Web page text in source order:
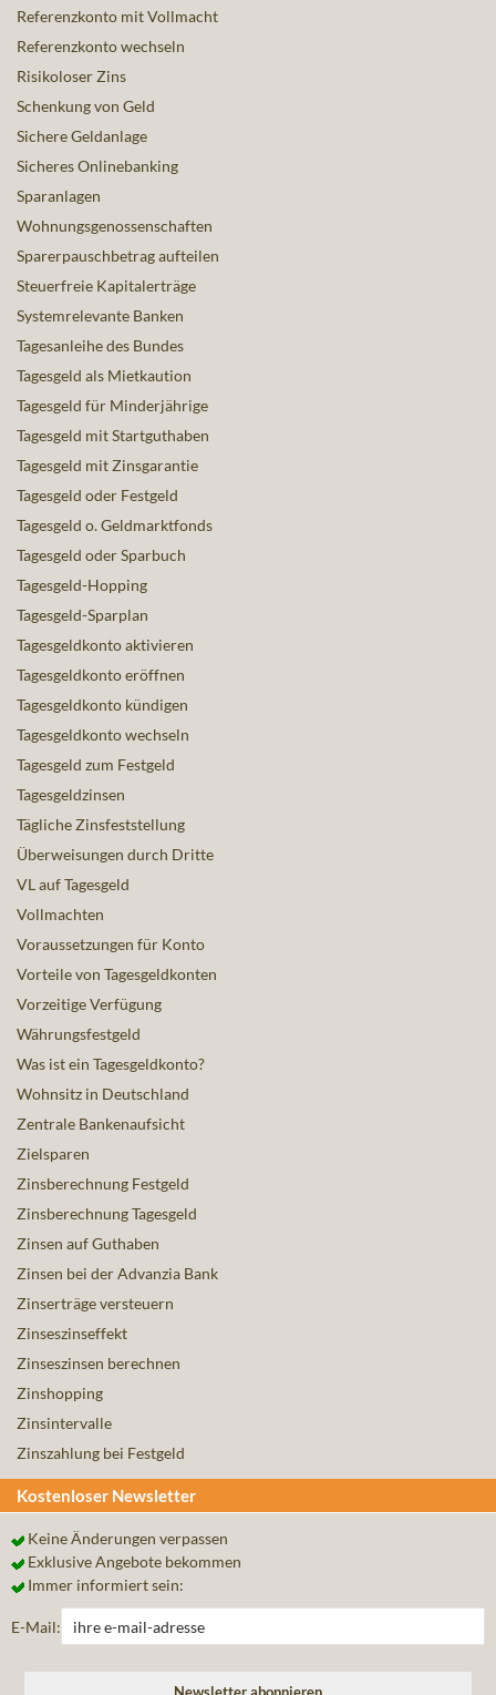
Referenzkonto mit Vollmacht
Referenzkonto wechseln
Risikoloser Zins
Schenkung von Geld
Sichere Geldanlage
Sicheres Onlinebanking
Sparanlagen
Wohnungsgenossenschaften
Sparerpauschbetrag aufteilen
Steuerfreie Kapitalerträge
Systemrelevante Banken
Tagesanleihe des Bundes
Tagesgeld als Mietkaution
Tagesgeld für Minderjährige
Tagesgeld mit Startguthaben
Tagesgeld mit Zinsgarantie
Tagesgeld oder Festgeld
Tagesgeld o. Geldmarktfonds
Tagesgeld oder Sparbuch
Tagesgeld-Hopping
Tagesgeld-Sparplan
Tagesgeldkonto aktivieren
Tagesgeldkonto eröffnen
Tagesgeldkonto kündigen
Tagesgeldkonto wechseln
Tagesgeld zum Festgeld
Tagesgeldzinsen
Tägliche Zinsfeststellung
Überweisungen durch Dritte
VL auf Tagesgeld
Vollmachten
Voraussetzungen für Konto
Vorteile von Tagesgeldkonten
Vorzeitige Verfügung
Währungsfestgeld
Was ist ein Tagesgeldkonto?
Wohnsitz in Deutschland
Zentrale Bankenaufsicht
Zielsparen
Zinsberechnung Festgeld
Zinsberechnung Tagesgeld
Zinsen auf Guthaben
Zinsen bei der Advanzia Bank
Zinserträge versteuern
Zinseszinseffekt
Zinseszinsen berechnen
Zinshopping
Zinsintervalle
Zinszahlung bei Festgeld
Kostenloser Newsletter
Keine Änderungen verpassen
Exklusive Angebote bekommen
Immer informiert sein:
E-Mail: